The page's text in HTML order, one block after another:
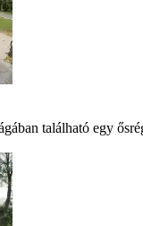
található egy